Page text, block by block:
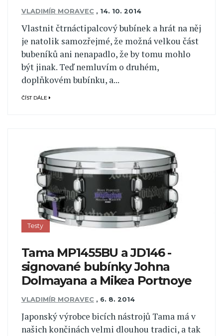
VLADIMÍR MORAVEC , 14. 10. 2014
Vlastnit čtrnáctipalcový bubínek a hrát na něj
je natolik samozřejmé, že možná velkou část
bubeníků ani nenapadlo, že by tomu mohlo
být jinak. Teď nemluvím o druhém,
doplňkovém bubínku, a...
ČÍST DÁLE
Testy
Tama MP1455BU a JD146 -
signované bubínky Johna
Dolmayana a Mikea Portnoye
VLADIMÍR MORAVEC , 6. 8. 2014
Japonský výrobce bicích nástrojů Tama má v
našich končinách velmi dlouhou tradici, a tak